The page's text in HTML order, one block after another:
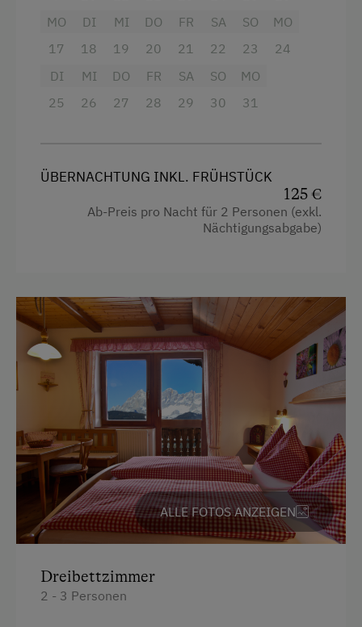
Frühstück vom Buffett
Österreichische Spezialitäten
Übernachtung mit Frühstück
Freizeitaktivitäten am Betrieb und in der
Umgebung
Almausflüge
Almwandern
Badesee
Bergtouren
Bogenschießen
Erlebniswanderung
Erlebniswanderweg
Freibad
Geführte Bergtouren
Familienzimmer
Tisch mit Lampe
Verbundene Zimmer
Wlan
Doppelbett (Kingsize)
MO
17
DI
18
MI
19
DO
20
FR
21
SA
22
SO
23
MO
24
DI
25
MI
26
DO
27
FR
28
SA
29
SO
30
MO
31
ÜBERNACHTUNG INKL. FRÜHSTÜCK
125 €
Ab-Preis pro Nacht für 2 Personen (exkl.
Nächtigungsabgabe)
ALLE FOTOS ANZEIGEN
Dreibettzimmer
2 - 3 Personen